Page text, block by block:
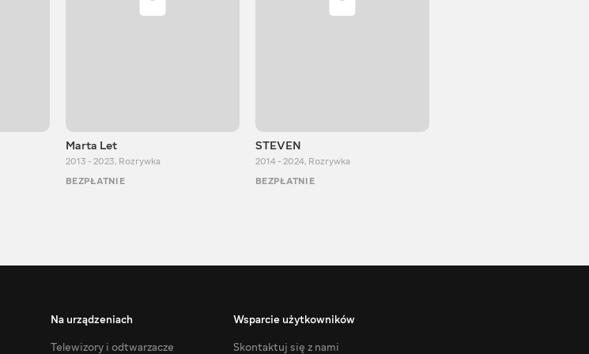
Marta Let
2013 - 2023, Rozrywka
BEZPŁATNIE
STEVEN
2014 - 2024, Rozrywka
BEZPŁATNIE
Na urządzeniach
Telewizory i odtwarzacze
Wsparcie użytkowników
Skontaktuj się z nami